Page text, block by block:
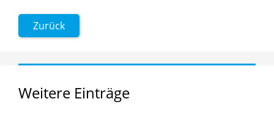
Zurück
Weitere Einträge